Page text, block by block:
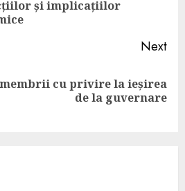
și implicațiilor
Next
membrii cu privire la ieșirea
de la guvernare